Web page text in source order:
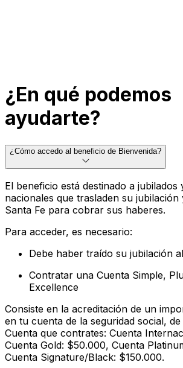
¿En qué podemos
ayudarte?
¿Cómo accedo al beneficio de Bienvenida?
El beneficio está destinado a jubilados
nacionales que trasladen su jubilación
Santa Fe para cobrar sus haberes.
Para acceder, es necesario:
Debe haber traído su jubilación
Contratar una Cuenta Simple,
Excellence
Consiste en la acreditación de un
en tu cuenta de la seguridad social,
Cuenta que contrates: Cuenta
Cuenta Gold: $50.000, Cuenta
Cuenta Signature/Black: $150.000.